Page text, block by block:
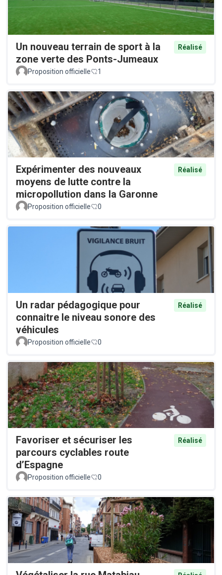
Un nouveau terrain de sport à la
zone verte des Ponts-Jumeaux
Réalisé
Proposition officielle 1
Expérimenter des nouveaux
moyens de lutte contre la
micropollution dans la Garonne
Réalisé
Proposition officielle 0
Un radar pédagogique pour
connaitre le niveau sonore des
véhicules
Réalisé
Proposition officielle 0
Favoriser et sécuriser les
parcours cyclables route
d’Espagne
Réalisé
Proposition officielle 0